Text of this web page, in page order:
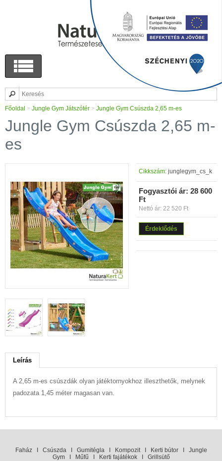
Főoldal > Jungle Gym Játszótér > Jungle Gym Csúszda 2,65 m-es
Jungle Gym Csúszda 2,65 m-
es
Cikkszám: junglegym_cs_k
Fogyasztói ár: 28 600
Ft
Nettó ár: 22 520 Ft
Érdeklődés
Leírás
A 2,65 m-es csúszdák olyan játéktornyokhoz illeszthetők, melynek
padozata 1,45 méter magasan van.
FaházI CsúszdaI GumitéglaI KompozitI Kerti bútorI Jungle
GymI Műfű Kerti fajátékokI Grillsütő